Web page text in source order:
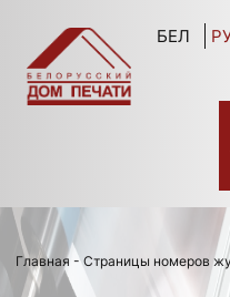
БЕЛ
Главная -Страницы номеров